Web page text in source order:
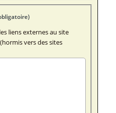
de votre message (obligatoire)
liens externes au site
vers des sites